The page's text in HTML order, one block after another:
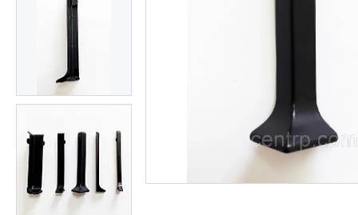
декоративних стінових
панелей, гіпсопанелей
Профіль для плитки
Капельник Терасний /
балконний профіль (карниз).
Відведення води.
Алюмінієві куточки
Алюмінієвий верстатний
профіль V-Slot
Алюмінієва лиштва на двері